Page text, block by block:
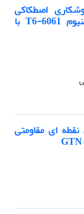
اصطکاکی
اغتشاشی با ابزار معمولی و ماسوره‌ای آلومینیوم 6061-T6 با
ای مقاومتی